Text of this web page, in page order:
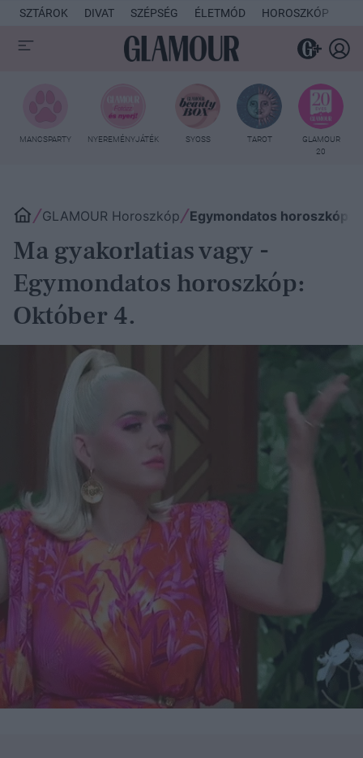
SZTÁROK DIVAT SZÉPSÉG ÉLETMÓD HOROSZKÓP
MANCSPARTY NYEREMÉNYJÁTÉK SYOSS TAROT
GLAMOUR
20
GLAMOUR Horoszkóp Egymondatos horoszkóp:
Ma gyakorlatias vagy -
Egymondatos horoszkóp:
Október 4.